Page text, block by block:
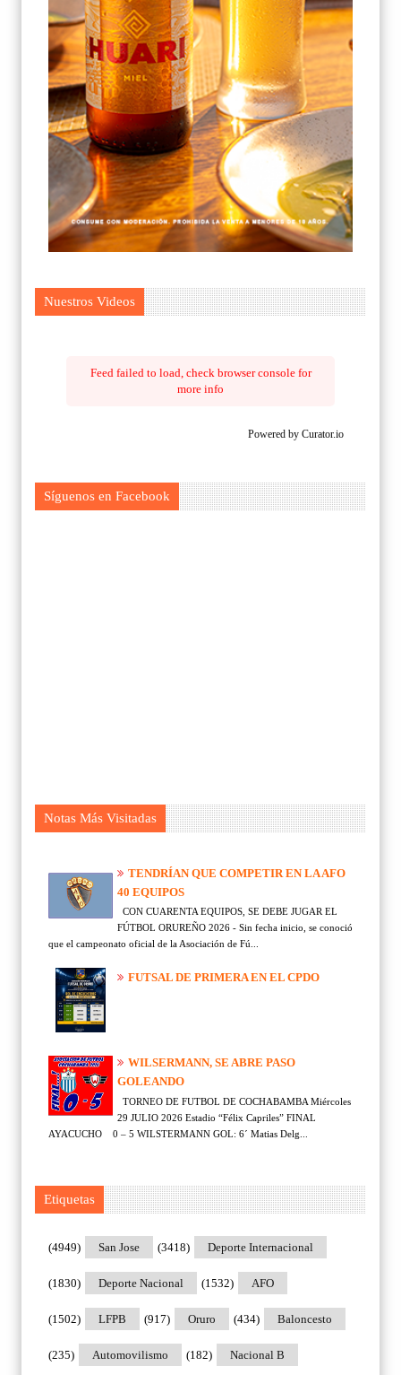
Nuestros Videos
Feed failed to load, check browser console for
more info
Powered by Curator.io
Síguenos en Facebook
Notas Más Visitadas
TENDRÍAN QUE COMPETIR EN LA AFO
40 EQUIPOS
CON CUARENTA EQUIPOS, SE DEBE JUGAR EL
FÚTBOL ORUREÑO 2026 - Sin fecha inicio, se conoció
que el campeonato oficial de la Asociación de Fú...
FUTSAL DE PRIMERA EN EL CPDO
WILSERMANN, SE ABRE PASO
GOLEANDO
TORNEO DE FUTBOL DE COCHABAMBA Miércoles
29 JULIO 2026 Estadio “Félix Capriles” FINAL
AYACUCHO 0 – 5 WILSTERMANN GOL: 6´ Matias Delg...
Etiquetas
San Jose
(4949) Deporte Internacional
(3418)
Deporte Nacional
(1830) AFO
(1532)
LFPB
(1502) Oruro
(917) Baloncesto
(434)
Automovilismo
(235) Nacional B
(182)